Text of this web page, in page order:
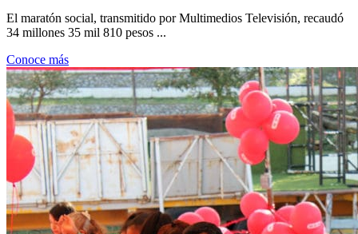
El maratón social, transmitido por Multimedios Televisión, recaudó
34 millones 35 mil 810 pesos ...
Conoce más